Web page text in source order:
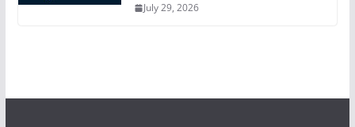
July 29, 2026